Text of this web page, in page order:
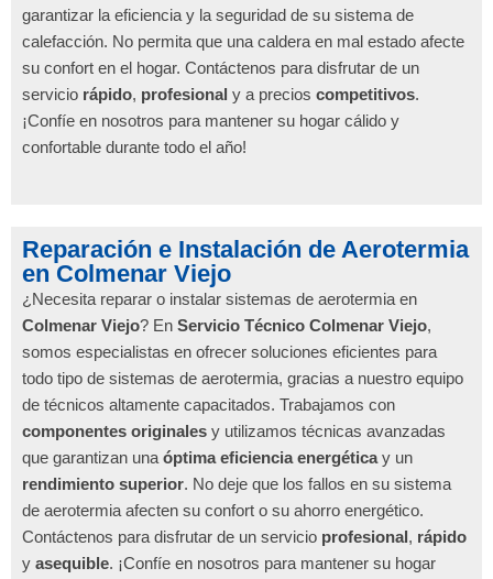
garantizar la eficiencia y la seguridad de su sistema de
calefacción. No permita que una caldera en mal estado afecte
su confort en el hogar. Contáctenos para disfrutar de un
servicio rápido, profesional y a precios competitivos.
¡Confíe en nosotros para mantener su hogar cálido y
confortable durante todo el año!
Reparación e Instalación de Aerotermia
en Colmenar Viejo
¿Necesita reparar o instalar sistemas de aerotermia en
Colmenar Viejo? En Servicio Técnico Colmenar Viejo,
somos especialistas en ofrecer soluciones eficientes para
todo tipo de sistemas de aerotermia, gracias a nuestro equipo
de técnicos altamente capacitados. Trabajamos con
componentes originales y utilizamos técnicas avanzadas
que garantizan una óptima eficiencia energéticay un
rendimiento superior. No deje que los fallos en su sistema
de aerotermia afecten su confort o su ahorro energético.
Contáctenos para disfrutar de un servicio profesional, rápido
y asequible. ¡Confíe en nosotros para mantener su hogar